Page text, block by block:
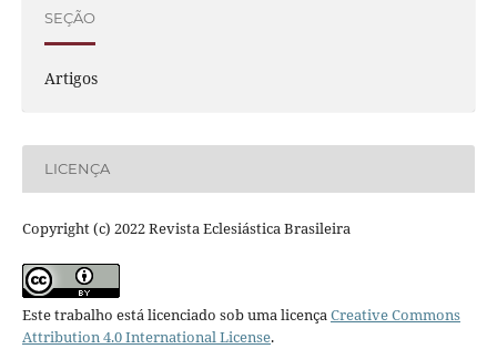
SEÇÃO
Artigos
LICENÇA
Copyright (c) 2022 Revista Eclesiástica Brasileira
Este trabalho está licenciado sob uma licençaCreative Commons
Attribution 4.0 International License.